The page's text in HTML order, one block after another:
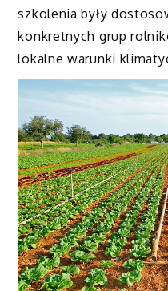
szkolenia były
konkretnych grup
lokalne warunki